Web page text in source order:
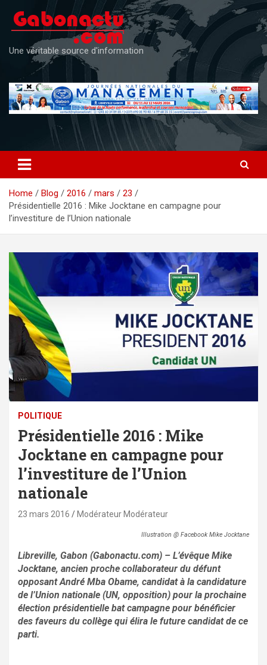
content
Une véritable source d'information
Home Blog 2016 mars
23
Présidentielle 2016 : Mike Jocktane en campagne pour
l’investiture de l’Union nationale
POLITIQUE
Présidentielle 2016 : Mike
Jocktane en campagne pour
l’investiture de l’Union
nationale
23 mars 2016 Modérateur Modérateur
Illustration @ Facebook Mike Jocktane
Libreville, Gabon (Gabonactu.com) – L’évêque Mike
Jocktane, ancien proche collaborateur du défunt
opposant André Mba Obame, candidat à la candidature
de l’Union nationale (UN, opposition) pour la prochaine
élection présidentielle bat campagne pour bénéficier
des faveurs du collège qui élira le future candidat de ce
parti.